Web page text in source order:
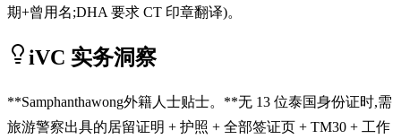
期+曾用名;DHA 要求 CT 印章翻译)。
iVC 实务洞察
**Samphanthawong外籍人士贴士。**无 13 位泰国身份证时,需
旅游警察出具的居留证明 + 护照 + 全部签证页 + TM30 + 工作